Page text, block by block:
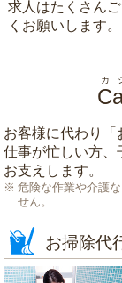
求人はたくさん
くお願いします。
カ
お客様に代わり「
仕事が忙しい方、
お支えします。
危険な作業や介護
せん。
お掃除代